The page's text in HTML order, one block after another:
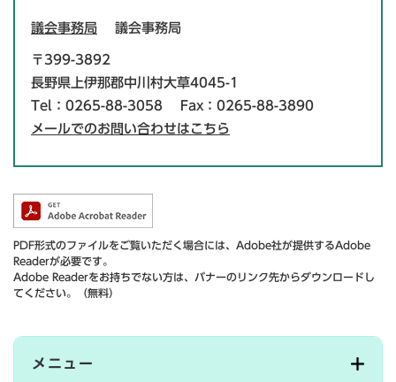
議会事務局 議会事務局
〒399-3892
長野県上伊那郡中川村大草4045-1
Tel：0265-88-3058
Fax：0265-88-3890
メールでのお問い合わせはこちら
PDF形式のファイルをご覧いただく場合には、Adobe社が提供するAdobe
Readerが必要です。
Adobe Readerをお持ちでない方は、バナーのリンク先からダウンロードし
てください。（無料）
メニュー